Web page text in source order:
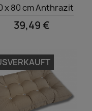
x 80 cm Anthrazit
39,49 €